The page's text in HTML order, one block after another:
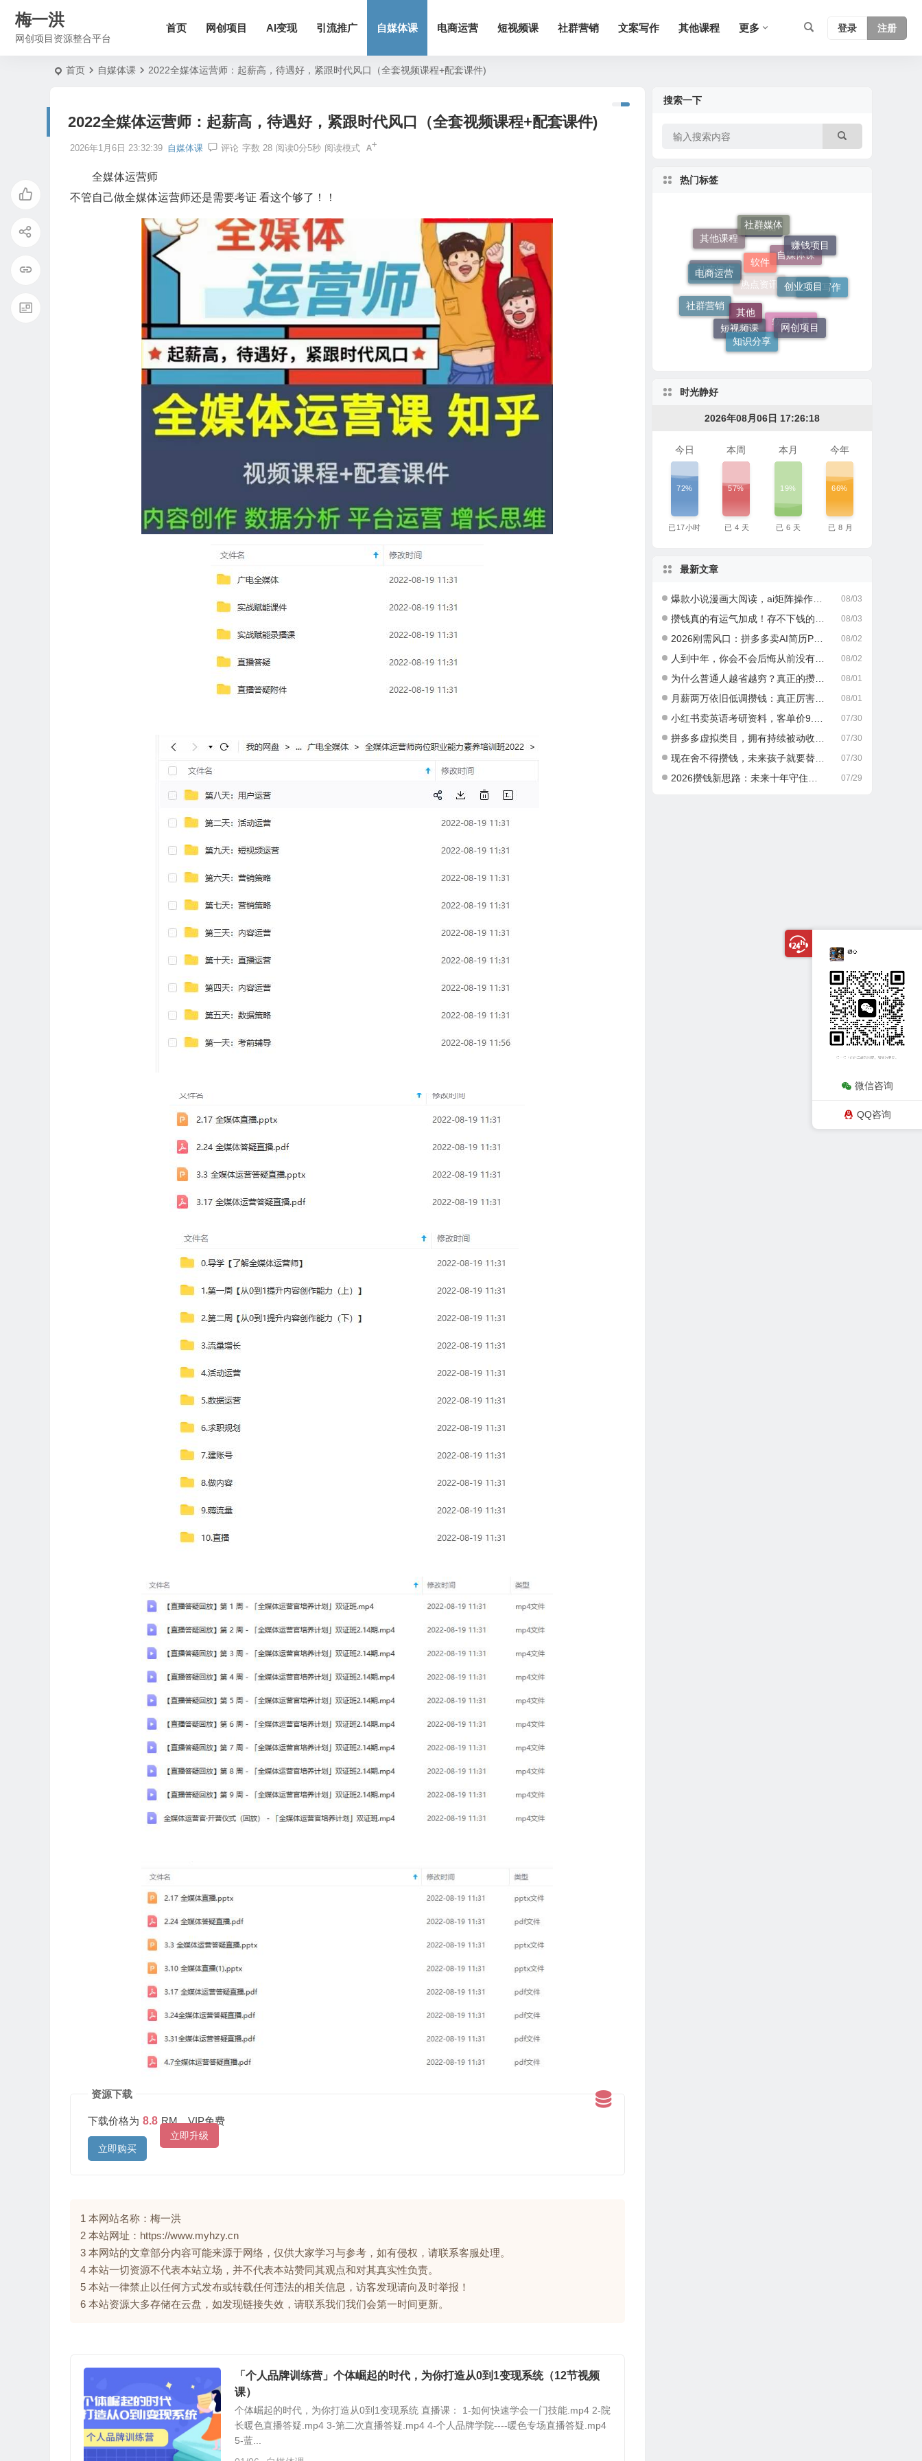
梅一洪
网创项目资源整合平台
首页 网创项目 AI变现 引流推广 自媒体课 电商运营 短视频课 社群营销 文案写作 其他课程 更多 登录 注册
首页 自媒体课 2022全媒体运营师：起薪高，待遇好，紧跟时代风口（全套视频课程+配套课件)
2022全媒体运营师：起薪高，待遇好，紧跟时代风口（全套视频课程+配套课件)
2026年1月6日 23:32:39 自媒体课 评论 字数 28 阅读0分5秒 阅读模式
全媒体运营师
不管自己做全媒体运营师还是需要考证 看这个够了！！
资源下载
下载价格为 8.8 RM，VIP免费
立即升级
立即购买
1 本网站名称：梅一洪
2 本站网址：https://www.myhzy.cn
3 本网站的文章部分内容可能来源于网络，仅供大家学习与参考，如有侵权，请联系客服处理。
4 本站一切资源不代表本站立场，并不代表本站赞同其观点和对其真实性负责。
5 本站一律禁止以任何方式发布或转载任何违法的相关信息，访客发现请向及时举报！
6 本站资源大多存储在云盘，如发现链接失效，请联系我们我们会第一时间更新。
「个人品牌训练营」个体崛起的时代，为你打造从0到1变现系统（12节视频
课）
个体崛起的时代，为你打造从0到1变现系统 直播课： 1-如何快速学会一门技能.mp4 2-院
长暖色直播答疑.mp4 3-第二次直播答疑.mp4 4-个人品牌学院----暖色专场直播答疑.mp4
5-蓝...
搜索一下
热门标签
AI变现
自媒体课
热点资讯
引流推广
其他课程
社群媒体
赚钱项目
文案写作
软件工具
短视频课
社群营销
电商运营
软件
创业项目
知识分享
其他
时光静好
2026年08月06日 17:26:19
今日
72%
已17小时
本周
57%
已 4 天
本月
19%
已 6 天
今年
66%
已 8 月
最新文章
08/03
爆款小说漫画大阅读，ai矩阵操作，当天可见收益，号称日入400+
08/03
攒钱真的有运气加成！存不下钱的人，大多栽在这一点
08/02
2026刚需风口：拼多多卖AI简历PPT，可矩阵放大，小白也能干，日入700+！
08/02
人到中年，你会不会后悔从前没有好好攒钱？
08/01
为什么普通人越省越穷？真正的攒钱逻辑很多人都搞错了
08/01
月薪两万依旧低调攒钱：真正厉害的成年人，从不乱消费
07/30
小红书卖英语考研资料，客单价9.9，250天卖了16w!
07/30
拼多多虚拟类目，拥有持续被动收入有多香。每月稳定增收 1-3 万
07/30
现在舍不得攒钱，未来孩子就要替你吃苦，这就是最真实的现实
07/29
2026攒钱新思路：未来十年守住积蓄，做好这两件事就够了
微信咨询
QQ咨询